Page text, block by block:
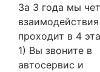
За 3 года мы
проходит в 4
1) Вы звоните в
автосервис и